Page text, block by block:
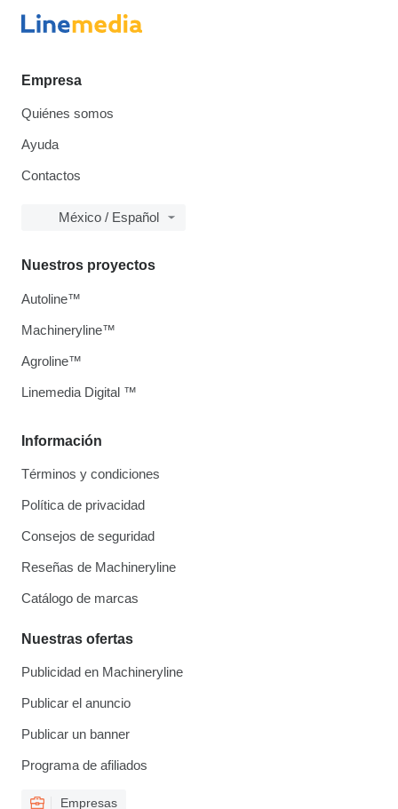
Empresa
Quiénes somos
Ayuda
Contactos
México / Español
Información
Términos y condiciones
Política de privacidad
Consejos de seguridad
Reseñas de Machineryline
Catálogo de marcas
Nuestras ofertas
Publicidad en Machineryline
Publicar el anuncio
Publicar un banner
Programa de afiliados
Empresas
Nuestros proyectos
Autoline™
Machineryline™
Agroline™
Linemedia Digital ™